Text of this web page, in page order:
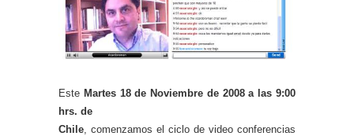
Este Martes 18 de Noviembre de 2008 a las 9:00
hrs. de
Chile , comenzamos el ciclo de video conferencias